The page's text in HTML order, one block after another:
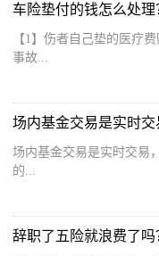
【1】伤者自己垫的医疗
事故...
场内基金交易是实时交
场内基金交易是实时交易
的...
辞职了五险就浪费了吗